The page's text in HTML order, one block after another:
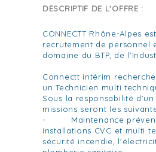
DESCRIPTIF DE L'OFFRE :
CONNECTT Rhône-Alpes
recrutement de personnel
domaine du BTP, de
Connectt intérim
un Technicien multi
Sous la responsabilité
missions seront les
- Maintenance
installations CVC et multi
sécurité incendie,